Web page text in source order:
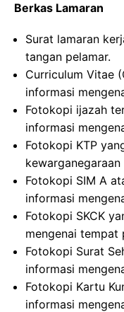
Berkas Lamaran
Surat lamaran
tangan pelamar.
Curriculum Vitae
informasi
Fotokopi ijazah
informasi
Fotokopi KTP
kewarganegaraan
Fotokopi SIM A
informasi
Fotokopi SKCK
mengenai tempat
Fotokopi Surat
informasi
Fotokopi Kartu
informasi